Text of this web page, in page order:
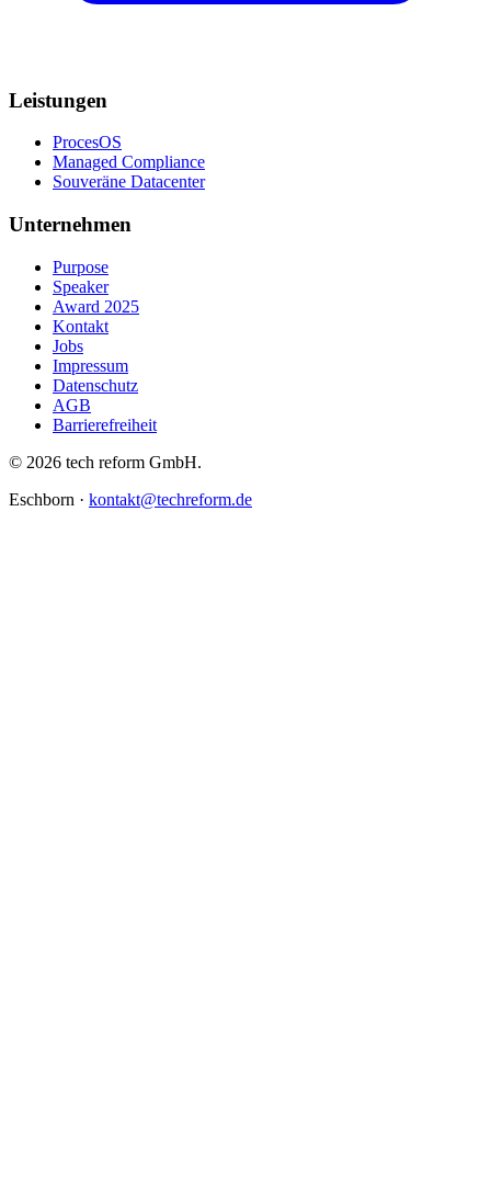
Leistungen
ProcesOS
Managed Compliance
Souveräne Datacenter
Unternehmen
Purpose
Speaker
Award 2025
Kontakt
Jobs
Impressum
Datenschutz
AGB
Barrierefreiheit
© 2026 tech reform GmbH.
Eschborn · kontakt@techreform.de